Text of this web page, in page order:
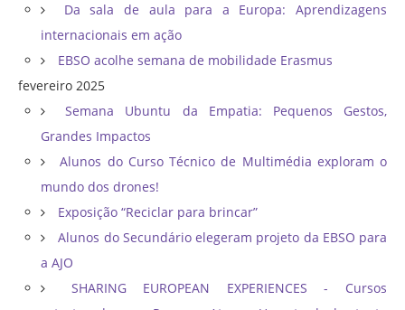
Da sala de aula para a Europa: Aprendizagens
internacionais em ação
EBSO acolhe semana de mobilidade Erasmus
fevereiro 2025
Semana Ubuntu da Empatia: Pequenos Gestos,
Grandes Impactos
Alunos do Curso Técnico de Multimédia exploram o
mundo dos drones!
Exposição “Reciclar para brincar”
Alunos do Secundário elegeram projeto da EBSO para
a AJO
SHARING EUROPEAN EXPERIENCES - Cursos